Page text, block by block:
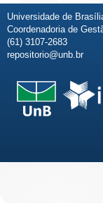
Universidade de
Coordenadoria de
(61) 3107-2683
repositorio@unb.br